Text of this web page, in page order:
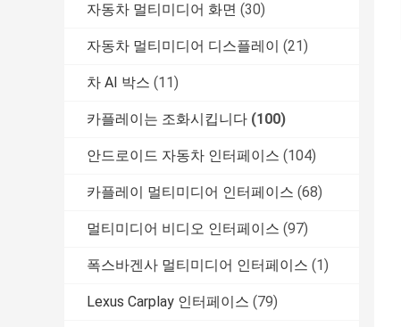
자동차 멀티미디어 화면 (30)
자동차 멀티미디어 디스플레이 (21)
차 AI 박스 (11)
카플레이는 조화시킵니다 (100)
안드로이드 자동차 인터페이스 (104)
카플레이 멀티미디어 인터페이스 (68)
멀티미디어 비디오 인터페이스 (97)
폭스바겐사 멀티미디어 인터페이스 (1)
Lexus Carplay 인터페이스 (79)